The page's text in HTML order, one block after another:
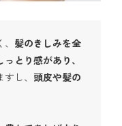
髪のきしみを全
っとり感があり、
し、 頭皮や髪の